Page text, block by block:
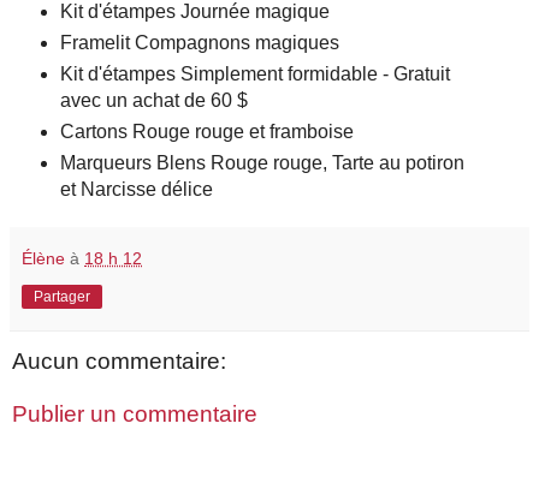
Kit d'étampes Journée magique
Framelit Compagnons magiques
Kit d'étampes Simplement formidable - Gratuit
avec un achat de 60 $
Cartons Rouge rouge et framboise
Marqueurs Blens Rouge rouge, Tarte au potiron
et Narcisse délice
Élène à 18 h 12
Partager
Aucun commentaire:
Publier un commentaire